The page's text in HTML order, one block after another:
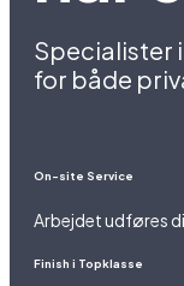
Specialister
for både
On-site Service
Arbejdet udføres
Finish i Topklasse